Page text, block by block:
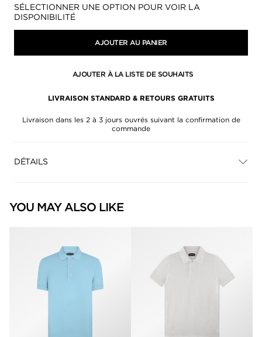
Disponibilité:
SÉLECTIONNER UNE OPTION POUR VOIR LA
DISPONIBILITÉ
AJOUTER AU PANIER
AJOUTER À LA LISTE DE SOUHAITS
LIVRAISON STANDARD & RETOURS GRATUITS
Livraison dans les 2 à 3 jours ouvrés suivant la confirmation de
commande
DÉTAILS
YOU MAY ALSO LIKE